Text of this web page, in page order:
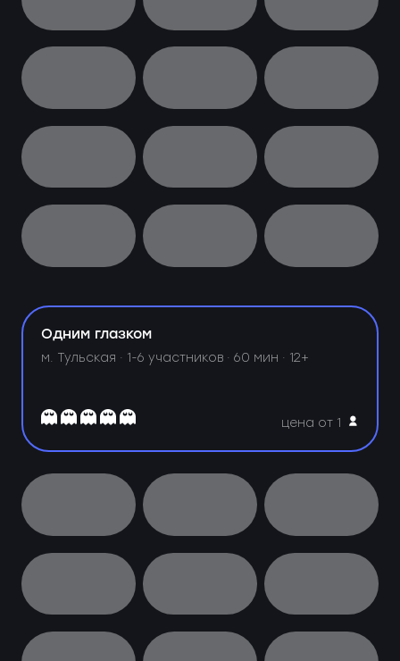
Одним глазком
м. Тульская · 1-6 участников · 60 мин · 12+
цена от 1